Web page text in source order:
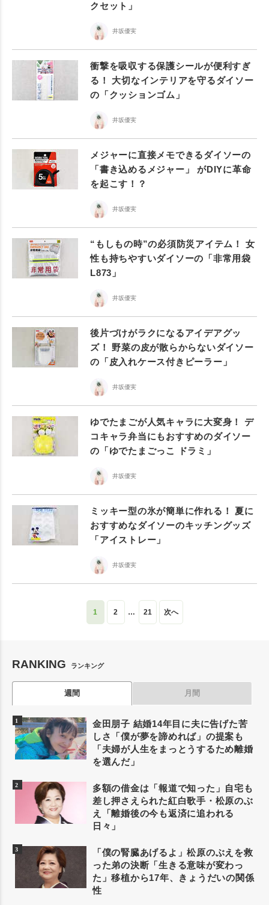
クセット」
井坂優実
衝撃を吸収する保護シールが便利すぎ
る！ 大切なインテリアを守るダイソー
の「クッションゴム」
井坂優実
メジャーに直接メモできるダイソーの
「書き込めるメジャー」 がDIYに革命
を起こす！？
井坂優実
“もしもの時”の必須防災アイテム！ 女
性も持ちやすいダイソーの「非常用袋
L873」
井坂優実
後片づけがラクになるアイデアグッ
ズ！ 野菜の皮が散らからないダイソー
の「皮入れケース付きピーラー」
井坂優実
ゆでたまごが人気キャラに大変身！ デ
コキャラ弁当にもおすすめのダイソー
の「ゆでたまごっこ ドラミ」
井坂優実
ミッキー型の氷が簡単に作れる！ 夏に
おすすめなダイソーのキッチングッズ
「アイストレー」
井坂優実
1 2 … 21 次へ
RANKING ランキング
週間 月間
金田朋子 結婚14年目に夫に告げた苦
しさ「僕が夢を諦めれば」の提案も
「夫婦が人生をまっとうするため離婚
を選んだ」
多額の借金は「報道で知った」自宅も
差し押さえられた紅白歌手・松原のぶ
え「離婚後の今も返済に追われる
日々」
「僕の腎臓あげるよ」松原のぶえを救
った弟の決断「生きる意味が変わっ
た」移植から17年、きょうだいの関係
性